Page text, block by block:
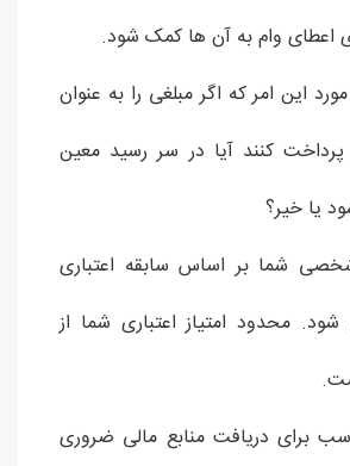
اعطای وام به آن ها کمک شود.
این امر که اگر مبلغی را به عنوان
کنند آیا در سر رسید معین
یا خیر؟
شخصی شما بر اساس سابقه اعتباری
محدود امتیاز اعتباری شما از
برای دریافت منابع مالی ضروری